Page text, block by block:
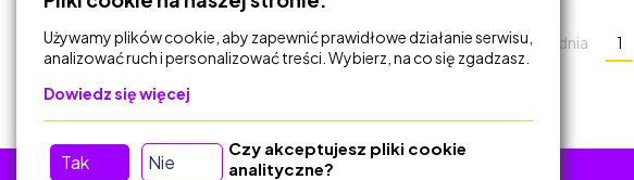
Poprzednia 1
Używamy plików cookie, aby zapewnić prawidłowe działanie serwisu,
analizować ruch i personalizować treści. Wybierz, na co się zgadzasz.
Dowiedz się więcej
Tak Nie
Czy akceptujesz pliki cookie
analityczne?